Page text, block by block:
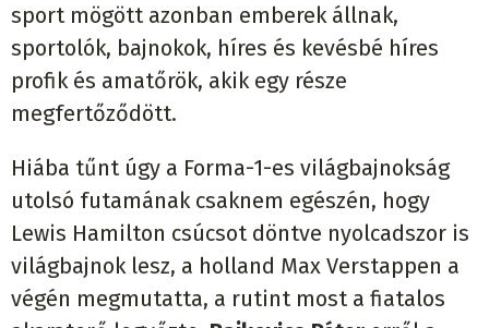
sport mögött azonban emberek állnak,
sportolók, bajnokok, híres és kevésbé híres
profik és amatőrök, akik egy része
megfertőződött.
Hiába tűnt úgy a Forma-1-es világbajnokság
utolsó futamának csaknem egészén, hogy
Lewis Hamilton csúcsot döntve nyolcadszor is
világbajnok lesz, a holland Max Verstappen a
végén megmutatta, a rutint most a fiatalos